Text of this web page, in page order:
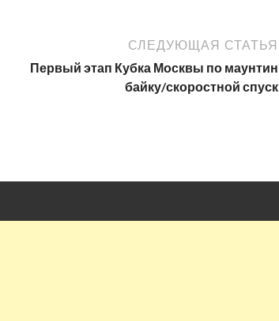
СЛЕДУЮЩАЯ СТАТЬЯ
Первый этап Кубка Москвы по маунтин
байку/скоростной спуск